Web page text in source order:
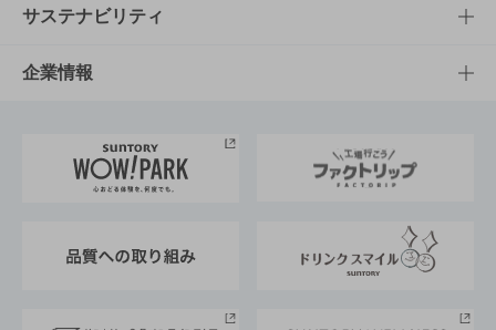
商品発売情報
栄養成分一覧
キャンペーン
工場見学
地域情報
文化・スポーツTOP
サントリーホール
サントリーサンバーズ大阪
サステナビリティ
サステナビリティTOP
サントリーが考えるサステナビリティ経営
企業情報
企業概要